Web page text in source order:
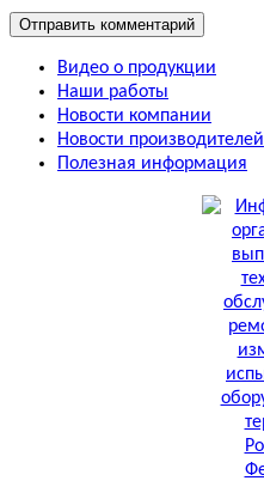
Видео о продукции
Наши работы
Новости компании
Новости производителей
Полезная информация